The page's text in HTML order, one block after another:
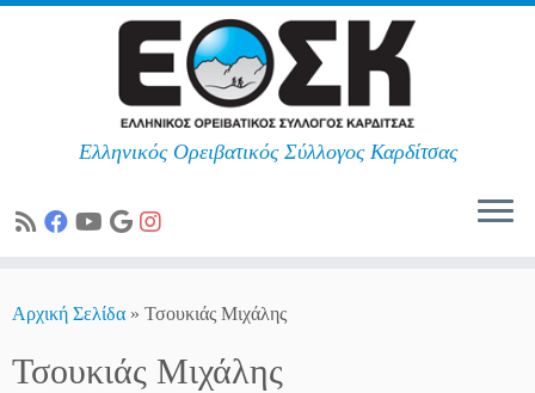
Ελληνικός Ορειβατικός Σύλλογος Καρδίτσας
Αρχική Σελίδα » Τσουκιάς Μιχάλης
Τσουκιάς Μιχάλης